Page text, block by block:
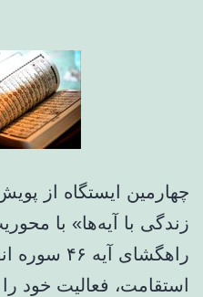
چهارمین ایستگاه از
زندگی با آیه‌ها» با
راهگشای
استقامت، فعالیت خود را